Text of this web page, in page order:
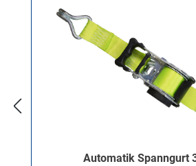
Automatik Spanngurt